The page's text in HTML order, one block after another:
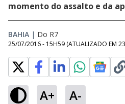
momento do assalto e da
BAHIA | Do R7
25/07/2016 - 15H59 (ATUALIZADO EM
A+ A-